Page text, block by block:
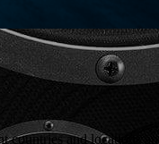
and locations and